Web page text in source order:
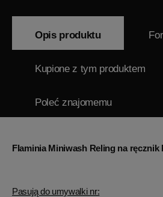
Opis produktu
Kupione z tym produktem
Poleć znajomemu
Flaminia Miniwash Reling na ręcznik
Pasują do umywalki nr: